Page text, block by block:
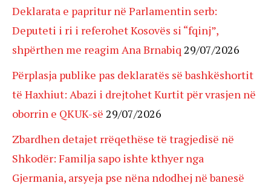
Deklarata e papritur në Parlamentin serb:
Deputeti i ri i referohet Kosovës si “fqinj”,
shpërthen me reagim Ana Brnabiq 29/07/2026
Përplasja publike pas deklaratës së bashkëshortit
të Haxhiut: Abazi i drejtohet Kurtit për vrasjen në
oborrin e QKUK-së 29/07/2026
Zbardhen detajet rrëqethëse të tragjedisë në
Shkodër: Familja sapo ishte kthyer nga
Gjermania, arsyeja pse nëna ndodhej në banesë